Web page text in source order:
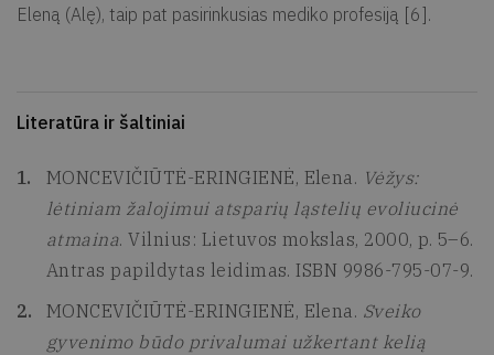
Eleną (Alę), taip pat pasirinkusias mediko profesiją [6].
Literatūra ir šaltiniai
MONCEVIČIŪTĖ-ERINGIENĖ, Elena. Vėžys:
lėtiniam žalojimui atsparių ląstelių evoliucinė
atmaina. Vilnius: Lietuvos mokslas, 2000, p. 5–6.
Antras papildytas leidimas. ISBN 9986-795-07-9.
MONCEVIČIŪTĖ-ERINGIENĖ, Elena. Sveiko
gyvenimo būdo privalumai užkertant kelią